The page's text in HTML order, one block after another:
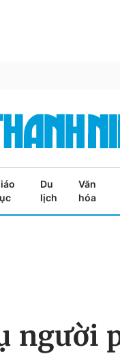
Du
lịch
Văn
hóa
người